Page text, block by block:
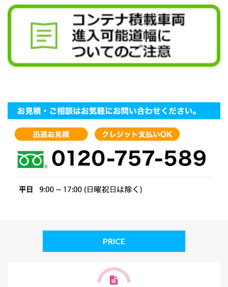
PRICE